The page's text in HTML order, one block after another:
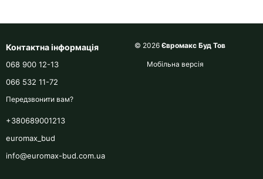
Контактна інформація
068 900 12-13
066 532 11-72
Передзвонити вам?
+380689001213
euromax_bud
info@euromax-bud.com.ua
© 2026 Євромакс Буд Тов
Мобільна версія